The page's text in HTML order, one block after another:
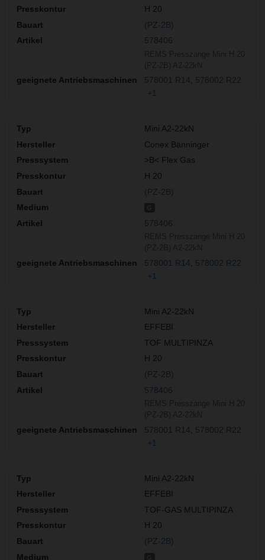
H 20
(PZ-2B)
578406
578001 R14
578002 R22
+1
Mini A2-22kN
Conex Bänninger
>B< Flex Gas
H 20
(PZ-2B)
578406
578001 R14
578002 R22
+1
Mini A2-22kN
EFFEBI
TOF MULTIPINZA
H 20
(PZ-2B)
578406
578001 R14
578002 R22
+1
Mini A2-22kN
EFFEBI
TOF-GAS MULTIPINZA
H 20
(PZ-2B)